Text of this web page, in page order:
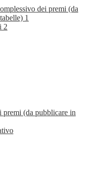
dei premi (da
1
2
premi (da pubblicare in